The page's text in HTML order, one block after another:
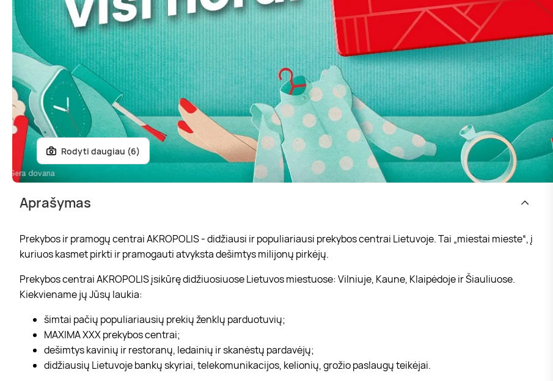
Rodyti daugiau (6)
Aprašymas
Prekybos ir pramogų centrai AKROPOLIS - didžiausi ir populiariausi prekybos centrai Lietuvoje. Tai „miestai mieste“, į
kuriuos kasmet pirkti ir pramogauti atvyksta dešimtys milijonų pirkėjų.
Prekybos centrai AKROPOLIS įsikūrę didžiuosiuose Lietuvos miestuose: Vilniuje, Kaune, Klaipėdoje ir Šiauliuose.
Kiekviename jų Jūsų laukia:
šimtai pačių populiariausių prekių ženklų parduotuvių;
MAXIMA XXX prekybos centrai;
dešimtys kavinių ir restoranų, ledainių ir skanėstų pardavėjų;
didžiausių Lietuvoje bankų skyriai, telekomunikacijos, kelionių, grožio paslaugų teikėjai.